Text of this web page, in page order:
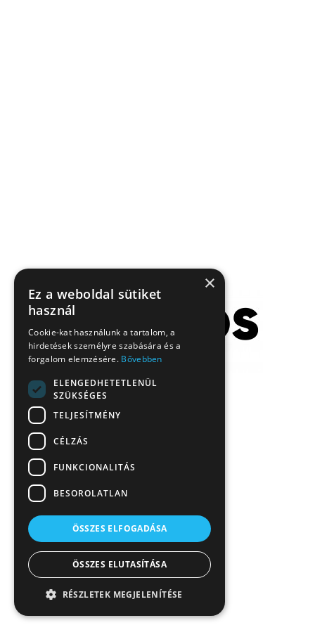
×
Ez a weboldal sütiket
használ
Cookie-kat használunk a tartalom, a
hirdetések személyre szabására és a
forgalom elemzésére. Bővebben
ELENGEDHETETLENÜL
SZÜKSÉGES
TELJESÍTMÉNY
CÉLZÁS
FUNKCIONALITÁS
BESOROLATLAN
ÖSSZES ELFOGADÁSA
ÖSSZES ELUTASÍTÁSA
RÉSZLETEK MEGJELENÍTÉSE